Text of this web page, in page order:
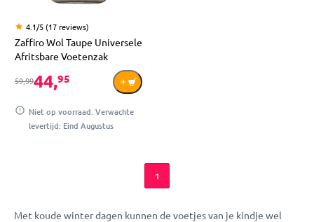
4.1/5 (17 reviews)
Zaffiro Wol Taupe Universele
Afritsbare Voetenzak
59,9944,95
Niet op voorraad. Verwachte
levertijd: Eind Augustus
1
Met koude winter dagen kunnen de voetjes van je kindje wel